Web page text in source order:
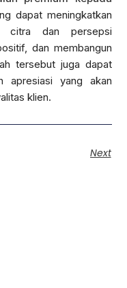
dapat meningkatkan
citra dan persepsi
dan membangun
tersebut juga dapat
apresiasi yang akan
klien.
Next